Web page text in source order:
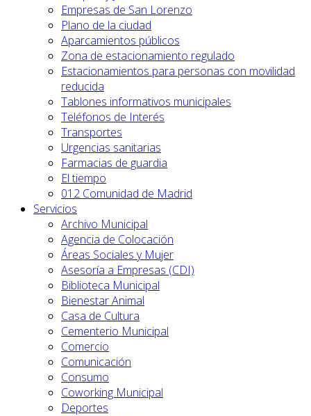
Empresas de San Lorenzo
Plano de la ciudad
Aparcamientos públicos
Zona de estacionamiento regulado
Estacionamientos para personas con movilidad
reducida
Tablones informativos municipales
Teléfonos de Interés
Transportes
Urgencias sanitarias
Farmacias de guardia
El tiempo
012 Comunidad de Madrid
Servicios
Archivo Municipal
Agencia de Colocación
Áreas Sociales y Mujer
Asesoría a Empresas (CDI)
Biblioteca Municipal
Bienestar Animal
Casa de Cultura
Cementerio Municipal
Comercio
Comunicación
Consumo
Coworking Municipal
Deportes